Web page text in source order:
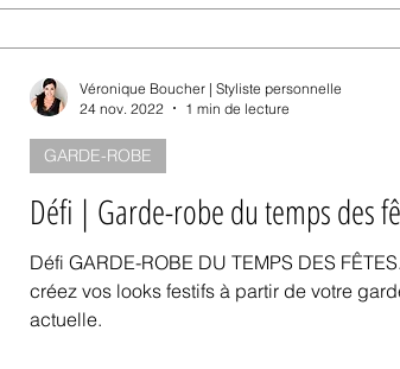
Défi | Garde-robe du temps des
Défi GARDE-ROBE DU TEMPS DES FÊTES. Cette année,
créez vos looks festifs à partir de votre
actuelle.
GARDE-ROBE
Véronique Boucher | Styliste personnelle
24 nov. 2022
1 min de lecture